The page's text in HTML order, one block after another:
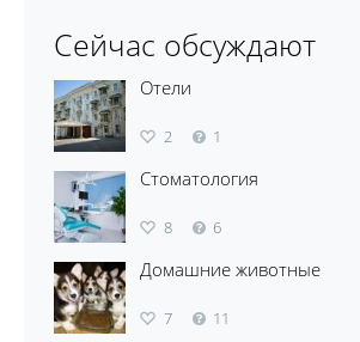
Сейчас обсуждают
Отели
2 1
Стоматология
8 6
Домашние животные
7 11